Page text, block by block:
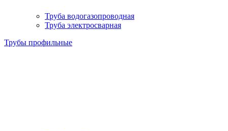
Труба водогазопроводная
Труба электросварная
Трубы профильные